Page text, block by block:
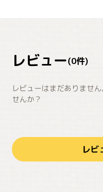
レビュー(0件)
レビューはまだありませ
せんか？
レビ